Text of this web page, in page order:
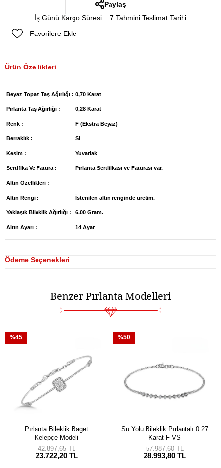
Paylaş
İş Günü Kargo Süresi :
7 Tahmini Teslimat Tarihi
Favorilere Ekle
Ürün Özellikleri
Beyaz Topaz Taş Ağırlığı : 0,70 Karat
Pırlanta Taş Ağırlığı : 0,28 Karat
Renk : F (Ekstra Beyaz)
Berraklık : SI
Kesim : Yuvarlak
Sertifika Ve Fatura : Pırlanta Sertifikası ve Faturası var.
Altın Özellikleri :
Altın Rengi : İstenilen altın renginde üretim.
Yaklaşık Bileklik Ağırlığı : 6.00 Gram.
Altın Ayarı : 14 Ayar
Ödeme Seçenekleri
Benzer Pırlanta Modelleri
Pırlanta Bileklik Baget
Kelepçe Modeli
23.722,20 TL
42.897,65 TL
%45
Su Yolu Bileklik Pırlantalı 0.27
Karat F VS
28.993,80 TL
57.987,60 TL
%50